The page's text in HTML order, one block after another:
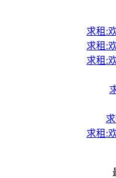
求租:
求租:
求租:
求租: